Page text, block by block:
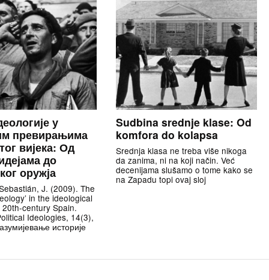
у
превирањима
вијека: Од
до
оружја
J. (2009). The
in the ideological
century Spain.
Ideologies, 14(3),
историје
Sudbina srednje klase: Od
komfora do kolapsa
Srednja klasa ne treba više nikoga
da zanima, ni na koji način. Već
decenijama slušamo o tome kako se
na Zapadu topi ovaj sloj